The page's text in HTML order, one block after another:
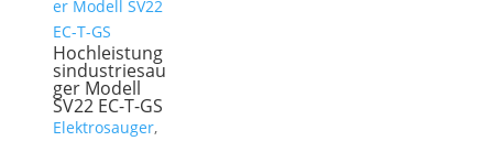
Hochleistung
sindustriesau
ger Modell
SV22 EC-T-GS
Elektrosauger,